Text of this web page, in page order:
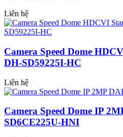
Liên hệ
Camera Speed Dome
DH-SD59225I-HC
Liên hệ
Camera Speed Dome IP
SD6CE225U-HNI